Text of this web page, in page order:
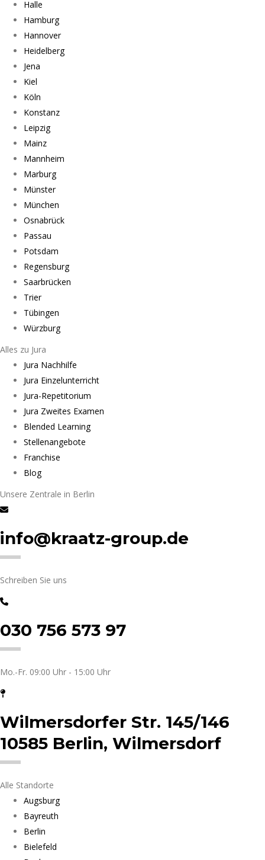
Halle
Hamburg
Hannover
Heidelberg
Jena
Kiel
Köln
Konstanz
Leipzig
Mainz
Mannheim
Marburg
Münster
München
Osnabrück
Passau
Potsdam
Regensburg
Saarbrücken
Trier
Tübingen
Würzburg
Alles zu Jura
Jura Nachhilfe
Jura Einzelunterricht
Jura-Repetitorium
Jura Zweites Examen
Blended Learning
Stellenangebote
Franchise
Blog
Unsere Zentrale in Berlin
info@kraatz-group.de
Schreiben Sie uns
030 756 573 97
Mo.-Fr. 09:00 Uhr - 15:00 Uhr
Wilmersdorfer Str. 145/146
10585 Berlin, Wilmersdorf
Alle Standorte
Augsburg
Bayreuth
Berlin
Bielefeld